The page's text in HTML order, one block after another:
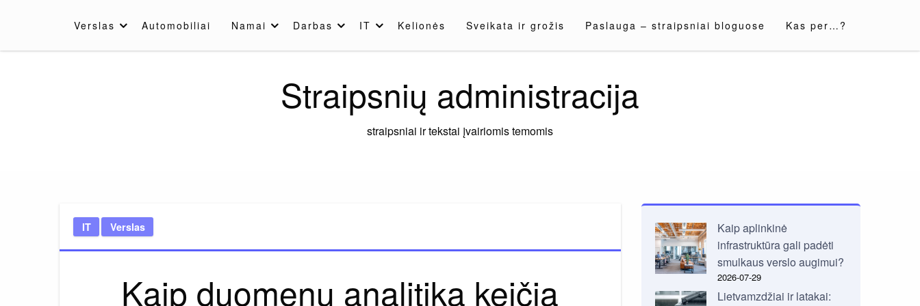
Verslas Automobiliai Namai Darbas IT Kelionės Sveikata ir grožis Paslauga – straipsniai bloguose Kas per…?
Straipsnių administracija
straipsniai ir tekstai įvairiomis temomis
IT Verslas
Kaip duomenų analitika keičia
Kaip aplinkinė
infrastruktūra gali padėti
smulkaus verslo augimui?
2026-07-29
Lietvamzdžiai ir latakai: